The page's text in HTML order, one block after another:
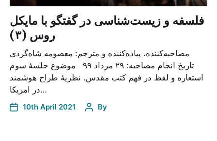
فلسفه و زیست‌شناسی در گفتگو با مایکل
روس (۳)
مصاحبه‌کننده، پیاده‌کننده و مترجم: معصومه شاه‌گردی
تاریخ انجام مصاحبه: ۲۹ مرداد ۹۹ موضوع جلسۀ سوم
استعاره و لفظ در فهم کتب مقدس. نظریۀ طراح هوشمند
در امریکا…
10th April 2021 By